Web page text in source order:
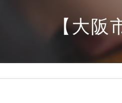
【大阪